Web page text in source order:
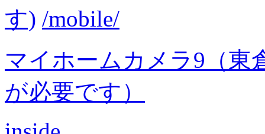
す) /mobile/
マイホームカメラ9（東
が必要です）